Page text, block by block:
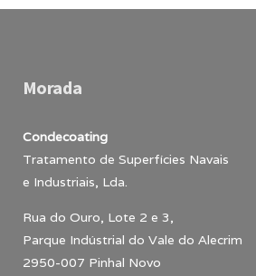
Morada
Condecoating
Tratamento de Superfícies Navais
e Industriais, Lda.
Rua do Ouro, Lote 2 e 3,
Parque Indústrial do Vale do Alecrim
2950-007 Pinhal Novo